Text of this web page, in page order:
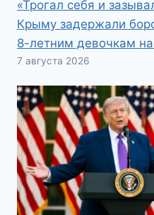
«Трогал себя и
Крыму задержали
8-летним девочкам
7 августа 2026